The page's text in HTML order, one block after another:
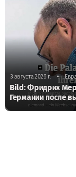
3 августа 2026 г. •
Bild: Фридрих
Германии после